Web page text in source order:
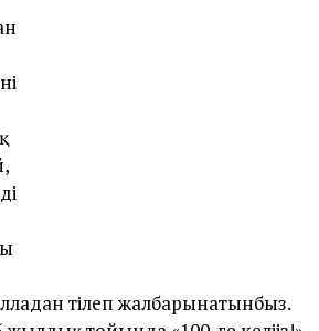
тілеп жалбарынатынбыз.